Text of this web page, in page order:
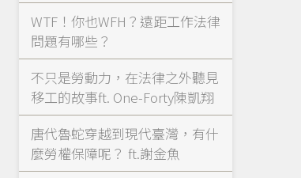
WTF！你也WFH？遠距工作法律
問題有哪些？
不只是勞動力，在法律之外聽見
移工的故事ft. One-Forty陳凱翔
唐代魯蛇穿越到現代臺灣，有什
麼勞權保障呢？ ft.謝金魚